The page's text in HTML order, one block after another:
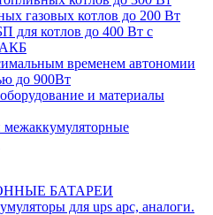
газовых котлов до 200 Вт
для котлов до 400 Вт с
временем автономии
до 900Вт
и материалы
БАТАРЕИ
для ups apc, аналоги.